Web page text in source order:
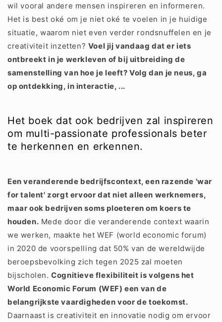
wil vooral andere mensen inspireren en informeren.
Het is best oké om je niet oké te voelen in je huidige
situatie, waarom niet even verder rondsnuffelen en je
creativiteit inzetten? Voel jij vandaag dat er iets
ontbreekt in je werkleven of bij uitbreiding de
samenstelling van hoe je leeft? Volg dan je neus, ga
op ontdekking, in interactie, ...
Het boek dat ook bedrijven zal inspireren
om multi-passionate professionals beter
te herkennen en erkennen.
Een veranderende bedrijfscontext, een razende 'war
for talent' zorgt ervoor dat niet alleen werknemers,
maar ook bedrijven soms ploeteren om koers te
houden. Mede door die veranderende context waarin
we werken, maakte het WEF (world economic forum)
in 2020 de voorspelling dat 50% van de wereldwijde
beroepsbevolking zich tegen 2025 zal moeten
bijscholen.Cognitieve flexibiliteit is volgens het
World Economic Forum (WEF) een van de
belangrijkste vaardigheden voor de toekomst.
Daarnaast is creativiteit en innovatie nodig om ervoor